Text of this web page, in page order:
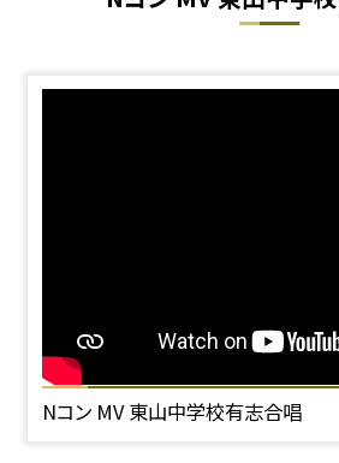
Nコン MV 東山中学校有志合唱